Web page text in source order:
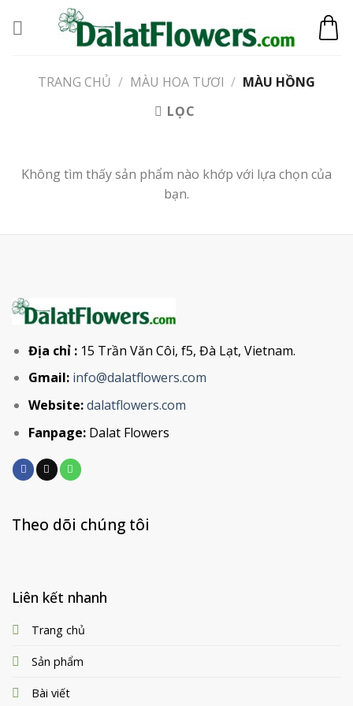
TRANG CHỦ / MÀU HOA TƯƠI / MÀU HỒNG
LỌC
Không tìm thấy sản phẩm nào khớp với lựa chọn của
bạn.
Địa chỉ :15 Trần Văn Côi, f5, Đà Lạt, Vietnam.
Gmail: info@dalatflowers.com
Website:dalatflowers.com
Fanpage: Dalat Flowers
Liên kết nhanh
Trang chủ
Sản phẩm
Bài viết
Theo dõi chúng tôi